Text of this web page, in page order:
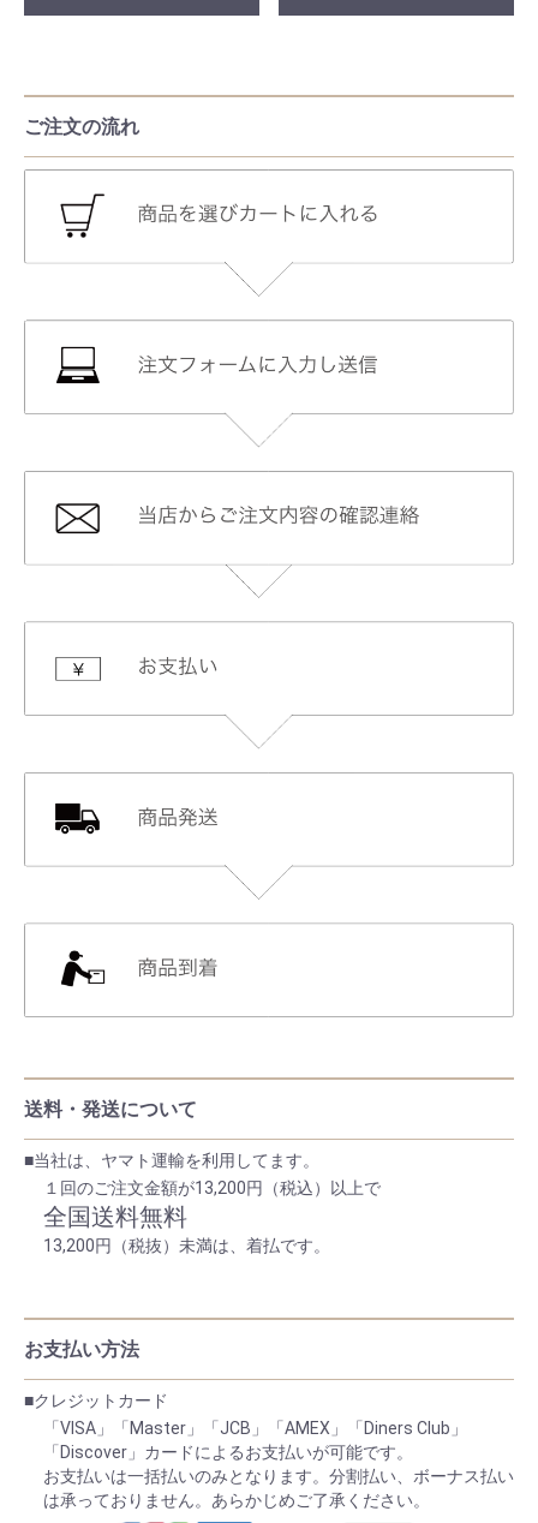
ご注文の流れ
送料・発送について
■当社は、ヤマト運輸を利用してます。
１回のご注文金額が13,200円（税込）以上で
全国送料無料
13,200円（税抜）未満は、着払です。
お支払い方法
■クレジットカード
「VISA」「Master」「JCB」「AMEX」「Diners Club」
「Discover」カードによるお支払いが可能です。
お支払いは一括払いのみとなります。分割払い、ボーナス払い
は承っておりません。あらかじめご了承ください。